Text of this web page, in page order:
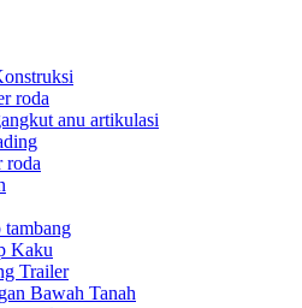
roda
anu artikulasi
roda
Kaku
Trailer
Bawah Tanah